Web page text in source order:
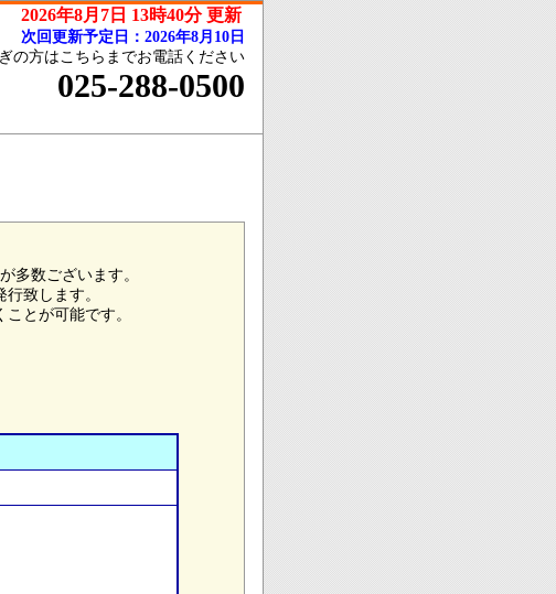
2026年8月7日 13時40分 更新
次回更新予定日：2026年8月10日
の方はこちらまでお電話ください
025-288-0500
多数ございます。
致します。
とが可能です。